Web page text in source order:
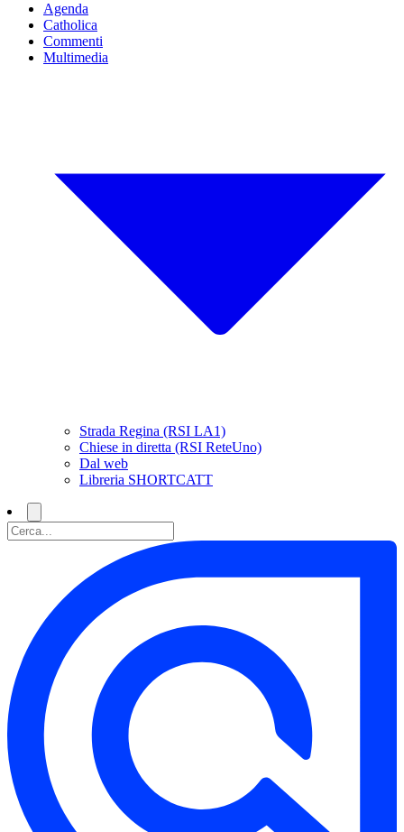
Agenda
Catholica
Commenti
Multimedia
Strada Regina (RSI LA1)
Chiese in diretta (RSI ReteUno)
Dal web
Libreria SHORTCATT